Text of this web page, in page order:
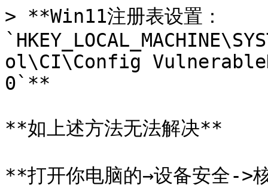
> **Win11注册表设置：
ol\CI\Config
0`**
**如上述方法无法解决**
**打开你电脑的→设备安全->